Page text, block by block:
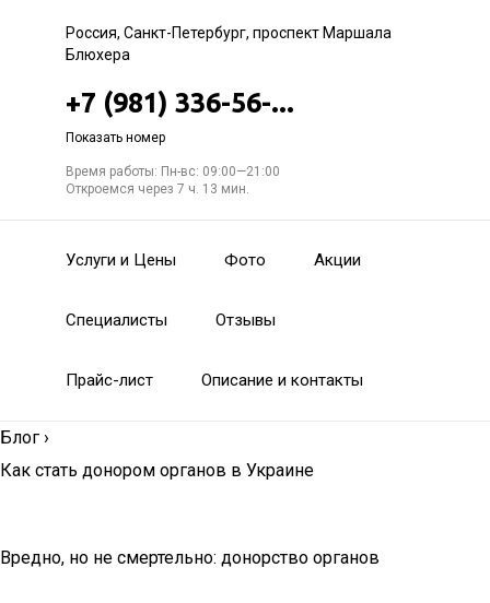
Россия, Санкт-Петербург, проспект Маршала
Блюхера
+7 (981) 336-56-...
Показать номер
Время работы: Пн-вс: 09:00—21:00
Откроемся через 7 ч. 13 мин.
Услуги и Цены Фото Акции
Специалисты Отзывы
Прайс-лист Описание и контакты
Блог ›
Как стать донором органов в Украине
Вредно, но не смертельно: донорство органов